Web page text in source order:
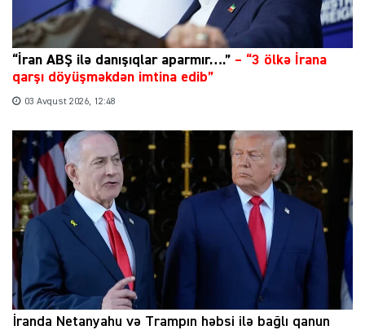
“İran ABŞ ilə danışıqlar aparmır….” – “3 ölkə İrana
qarşı döyüşməkdən imtina edib”
03 Avqust 2026, 12:48
İranda Netanyahu və Trampın həbsi ilə bağlı qanun